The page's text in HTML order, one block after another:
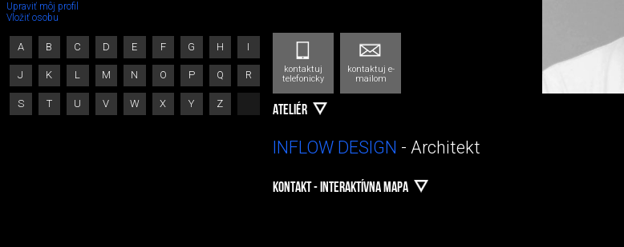
Upraviť môj profil
Vložiť osobu
A B C D E F G H I
J K L M N O P Q R
S T U V W X Y Z
kontaktuj
telefonicky
kontaktuj e-
mailom
ATELIÉR
INFLOW DESIGN - Architekt
KONTAKT - INTERAKTÍVNA MAPA